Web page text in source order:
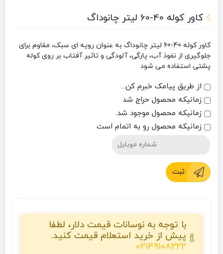
کاور کوله 40-60 لیتر چانوداگ
کاور کوله 40-60 لیتر چانوداگ به عنوان رویه ای سبک، مقاوم برای
جلوگیری از نفوذ آب، پارگی، آلودگی و تاثیر آفتاب بر روی کوله
پشتی استفاده می شود
از طریق پیامک خبرم کن...
زمانیکه محصول حراج شد
زمانیکه محصول موجود شد.
زمانیکه محصول رو به اتمام است
ثبت
با توجه به نوسانات قیمت دلار، لطفا
پیش از خرید استعلام قیمت کنید.
02149108222